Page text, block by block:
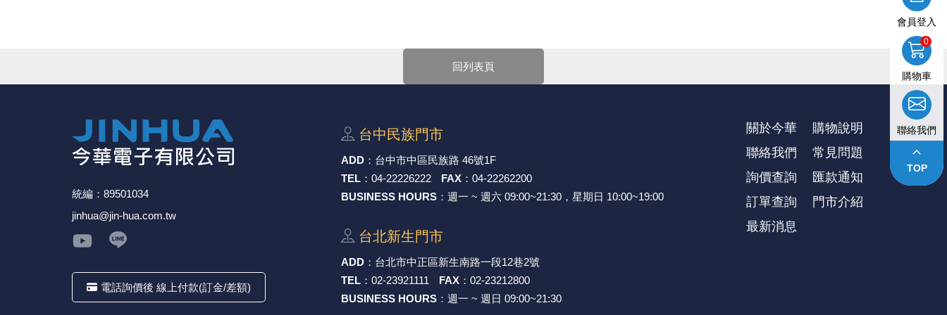
●是一種能發光的半導體電子元件，透過三價與五價元素所組成的複合光源。與其它二極體一樣，發光二極體中電流可以從P極（正極）流向N極（負極），以光子的模式釋放出能量而產生光，而
，訂單成立後表示100%同意今華電子官網購物規範。商品可能因不同因素導致調價、停產、缺貨或延遲出貨等情況。本公司將保留是否接受訂單的權利，不便之處敬
★產品價格大幅波動，網站可能無法即時更新，所有訂單均會以E-Mail確認訂單價格，未收到人員確認訂單之前請勿自行匯款。
會員登入
購物車
0
聯絡我們
keyboard_arrow_up
TOP
回列表頁
統編：89501034
jinhua@jin-hua.com.tw
電話詢價後 線上付款(訂金/差額)
台中⺠族⾨市
ADD ： 台中市中區⺠族路 46號1F
TEL ： 04-22226222 FAX ： 04-22262200
BUSINESS HOURS ：週一 ~ 週六 09:00~21:30，星期日 10:00~19:00
台北新⽣⾨市
ADD ： 台北市中正區新⽣南路⼀段12巷2號
TEL ： 02-23921111 FAX ： 02-23212800
BUSINESS HOURS ：週一 ~ 週日 09:00~21:30
關於今華
購物說明
聯絡我們
常見問題
詢價查詢
匯款通知
訂單查詢
⾨市介紹
最新消息